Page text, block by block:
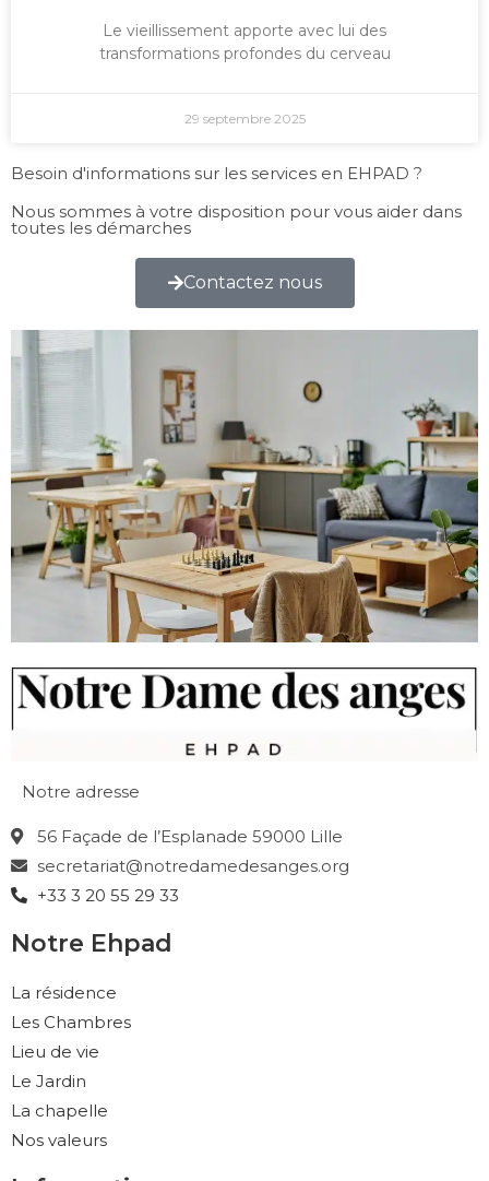
Le vieillissement apporte avec lui des
transformations profondes du cerveau
29 septembre 2025
Besoin d'informations sur les services en EHPAD ?
Nous sommes à votre disposition pour vous aider dans
toutes les démarches
Contactez nous
Notre adresse
56 Façade de l’Esplanade 59000 Lille
secretariat@notredamedesanges.org
+33 3 20 55 29 33
Notre Ehpad
La résidence
Les Chambres
Lieu de vie
Le Jardin
La chapelle
Nos valeurs